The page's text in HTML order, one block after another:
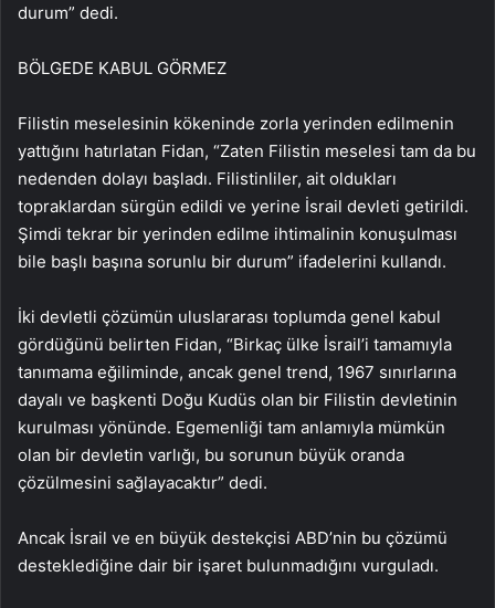
durum” dedi.
BÖLGEDE KABUL GÖRMEZ
Filistin meselesinin kökeninde zorla yerinden edilmenin
yattığını hatırlatan Fidan, “Zaten Filistin meselesi tam da bu
nedenden dolayı başladı. Filistinliler, ait oldukları
topraklardan sürgün edildi ve yerine İsrail devleti getirildi.
Şimdi tekrar bir yerinden edilme ihtimalinin konuşulması
bile başlı başına sorunlu bir durum” ifadelerini kullandı.
İki devletli çözümün uluslararası toplumda genel kabul
gördüğünü belirten Fidan, “Birkaç ülke İsrail’i tamamıyla
tanımama eğiliminde, ancak genel trend, 1967 sınırlarına
dayalı ve başkenti Doğu Kudüs olan bir Filistin devletinin
kurulması yönünde. Egemenliği tam anlamıyla mümkün
olan bir devletin varlığı, bu sorunun büyük oranda
çözülmesini sağlayacaktır” dedi.
Ancak İsrail ve en büyük destekçisi ABD’nin bu çözümü
desteklediğine dair bir işaret bulunmadığını vurguladı.